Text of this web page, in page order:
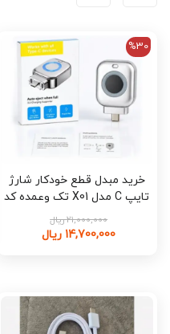
%30
خرید مبدل قطع خودکار شارژ
تایپ C مدل X01 تک وعمده کد
h158
21,000,000 ریال
14,700,000 ریال